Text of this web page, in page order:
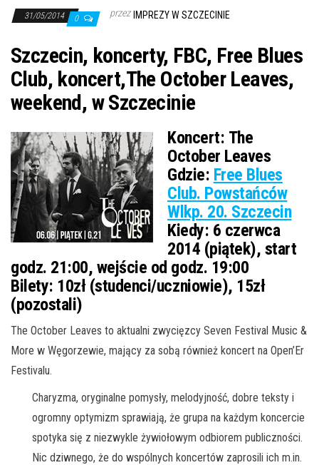
31/05/2014 0 przez IMPREZY W SZCZECINIE
Szczecin, koncerty, FBC, Free Blues
Club, koncert,The October Leaves,
weekend, w Szczecinie
Koncert: The
October Leaves
Gdzie: Free Blues
Club. Powstańców
Wlkp. 20. Szczecin
Kiedy: 6 czerwca
2014 (piątek), start
godz. 21:00, wejście od godz. 19:00
Bilety: 10zł (studenci/uczniowie), 15zł
(pozostali)
The October Leaves to aktualni zwycięzcy Seven Festival Music &
More w Węgorzewie, mający za sobą również koncert na Open’Er
Festivalu.
Charyzma, oryginalne pomysły, melodyjność, dobre teksty i
ogromny optymizm sprawiają, że grupa na każdym koncercie
spotyka się z niezwykle żywiołowym odbiorem publiczności.
Nic dziwnego, że do wspólnych koncertów zaprosili ich m.in.